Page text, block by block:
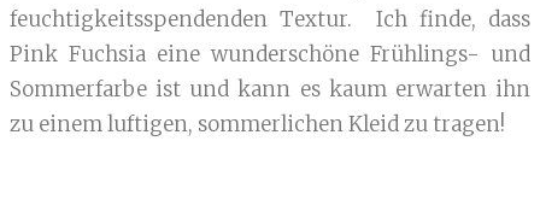
feuchtigkeitsspendenden Textur. Ich finde, dass
Pink Fuchsia eine wunderschöne Frühlings- und
Sommerfarbe ist und kann es kaum erwarten ihn
zu einem luftigen, sommerlichen Kleid zu tragen!